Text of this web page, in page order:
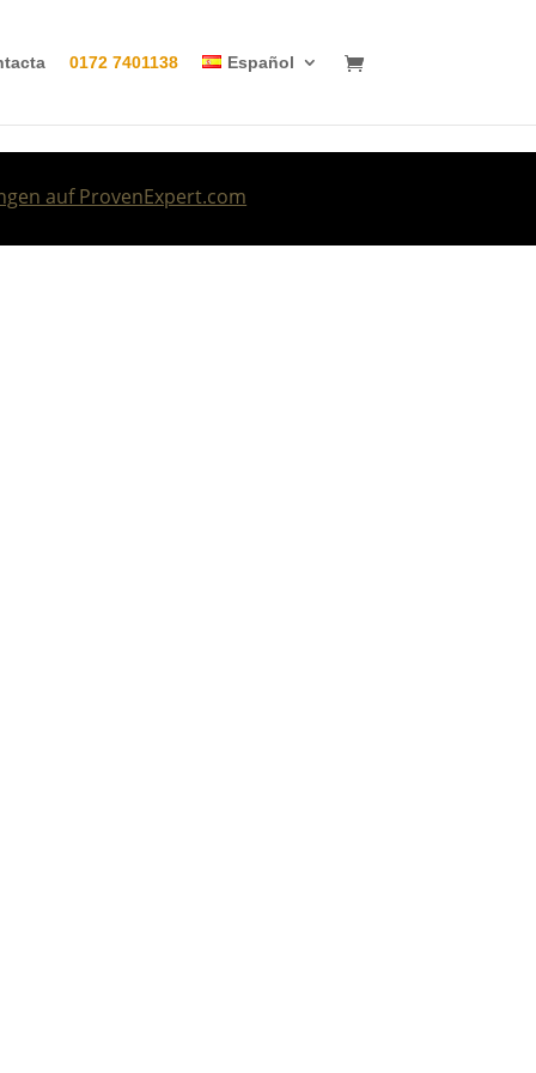
0172 7401138 Español
auf ProvenExpert.com